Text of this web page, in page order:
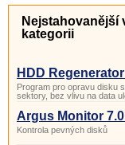
Nejstahovanější
kategorii
HDD
Program pro opravu disku
sektory, bez vlivu na data
Argus Monitor
Kontrola pevných disků